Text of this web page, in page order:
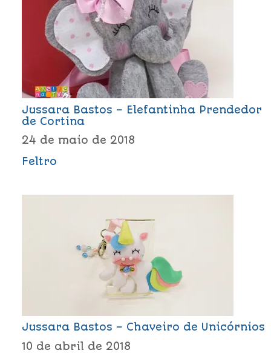
Jussara Bastos – Elefantinha Prendedor
de Cortina
24 de maio de 2018
Feltro
Jussara Bastos – Chaveiro de Unicórnios
10 de abril de 2018